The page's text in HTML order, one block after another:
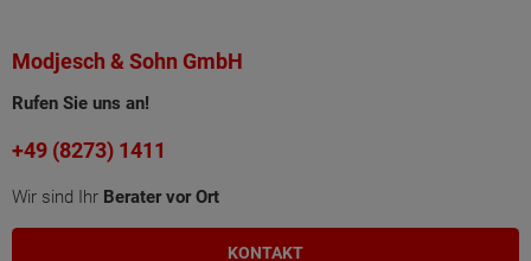
Modjesch & Sohn GmbH
Rufen Sie uns an!
+49 (8273) 1411
Wir sind Ihr Berater vor Ort
KONTAKT